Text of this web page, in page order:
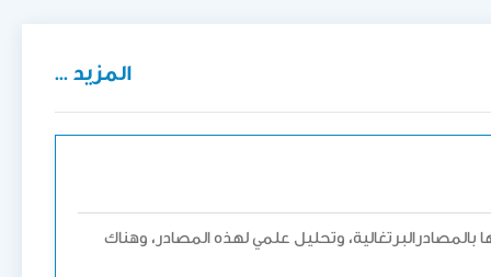
المزيد ...
بالمصادرالبرتغالية، وتحليل علمي لهذه المصادر، وهناك